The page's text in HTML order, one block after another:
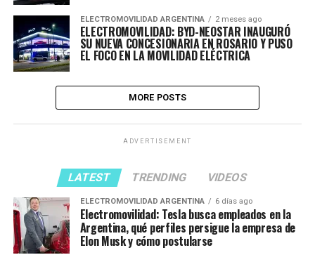
ELECTROMOVILIDAD ARGENTINA 2 meses ago
ELECTROMOVILIDAD: BYD-NEOSTAR INAUGURÓ
SU NUEVA CONCESIONARIA EN ROSARIO Y PUSO
EL FOCO EN LA MOVILIDAD ELÉCTRICA
MORE POSTS
ADVERTISEMENT
LATEST TRENDING VIDEOS
ELECTROMOVILIDAD ARGENTINA 6 días ago
Electromovilidad: Tesla busca empleados en la
Argentina, qué perfiles persigue la empresa de
Elon Musk y cómo postularse